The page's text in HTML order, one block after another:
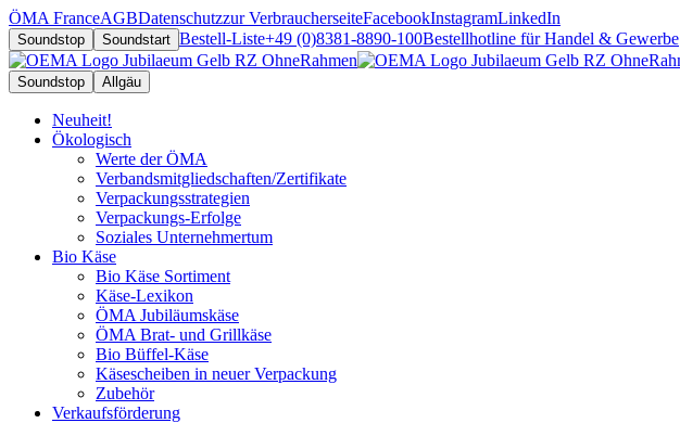
ÖMA FranceAGBDatenschutzzur VerbraucherseiteFacebookInstagramLinkedIn
Soundstop Soundstart Bestell-Liste+49 (0)8381-8890-100Bestellhotline für Handel & Gewerbe
Soundstop Allgäu
Neuheit!
Ökologisch
Werte der ÖMA
Verbandsmitgliedschaften/Zertifikate
Verpackungsstrategien
Verpackungs-Erfolge
Soziales Unternehmertum
Bio Käse
Bio Käse Sortiment
Käse-Lexikon
ÖMA Jubiläumskäse
ÖMA Brat- und Grillkäse
Bio Büffel-Käse
Käsescheiben in neuer Verpackung
Zubehör
Verkaufsförderung